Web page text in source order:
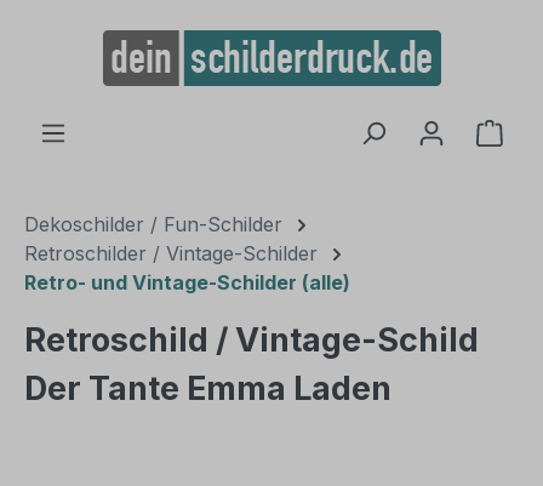
springen
Dekoschilder / Fun-Schilder
Retroschilder / Vintage-Schilder
Retro- und Vintage-Schilder (alle)
Retroschild / Vintage-Schild
Der Tante Emma Laden